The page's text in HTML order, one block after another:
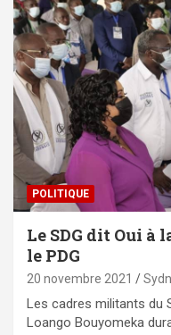
POLITIQUE
Le SDG dit Oui à
le PDG
20 novembre 2021
Les cadres militants du
Loango Bouyomeka